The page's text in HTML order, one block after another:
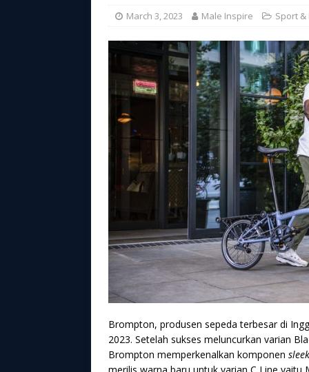
March 3, 2023 Male Inspire Sport
Brompton, produsen sepeda terbesar di
2023. Setelah sukses meluncurkan varian
Brompton memperkenalkan komponen